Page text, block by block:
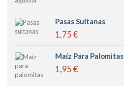
Pasas Sultanas
1,75 €
Maíz Para Palomitas
1,95 €